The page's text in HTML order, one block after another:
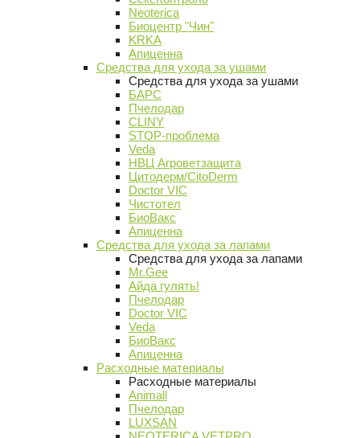
Neoterica
Биоцентр "Чин"
KRKA
Апиценна
Средства для ухода за ушами
Средства для ухода за ушами
БАРС
Пчелодар
CLINY
STOP-проблема
Veda
НВЦ Агроветзащита
Цитодерм/CitoDerm
Doctor VIC
Чистотел
БиоВакс
Апиценна
Средства для ухода за лапами
Средства для ухода за лапами
Mr.Gee
Айда гулять!
Пчелодар
Doctor VIC
Veda
БиоВакс
Апиценна
Расходные материалы
Расходные материалы
Animall
Пчелодар
LUXSAN